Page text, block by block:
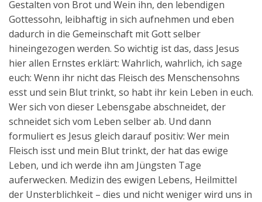
Gestalten von Brot und Wein ihn, den lebendigen
Gottessohn, leibhaftig in sich aufnehmen und eben
dadurch in die Gemeinschaft mit Gott selber
hineingezogen werden. So wichtig ist das, dass Jesus
hier allen Ernstes erklärt: Wahrlich, wahrlich, ich sage
euch: Wenn ihr nicht das Fleisch des Menschensohns
esst und sein Blut trinkt, so habt ihr kein Leben in euch.
Wer sich von dieser Lebensgabe abschneidet, der
schneidet sich vom Leben selber ab. Und dann
formuliert es Jesus gleich darauf positiv: Wer mein
Fleisch isst und mein Blut trinkt, der hat das ewige
Leben, und ich werde ihn am Jüngsten Tage
auferwecken. Medizin des ewigen Lebens, Heilmittel
der Unsterblichkeit – dies und nicht weniger wird uns in